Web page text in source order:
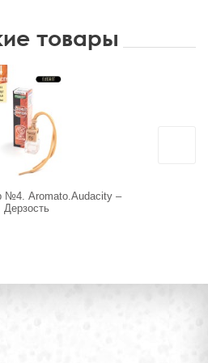
товары
№4. Aromato.Audacity –
Дерзость